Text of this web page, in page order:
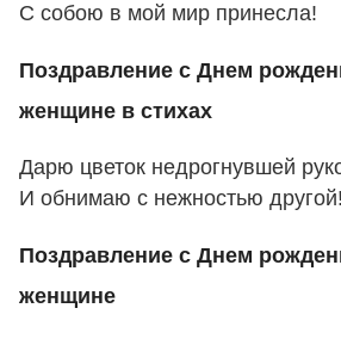
С собою в мой мир принесла!
Поздравление с Днем
женщине в стихах
Дарю цветок недрогнувшей
И обнимаю с нежностью другой!
Поздравление с Днем
женщине